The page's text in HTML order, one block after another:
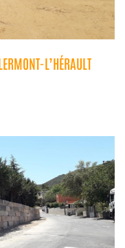
L’HÉRAULT